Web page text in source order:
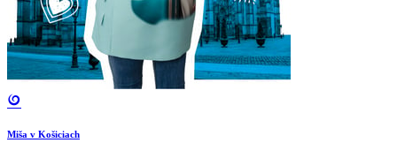
Miša v Košiciach